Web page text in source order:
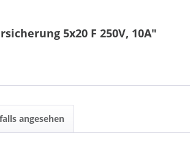
5x20 F 250V, 10A"
angesehen